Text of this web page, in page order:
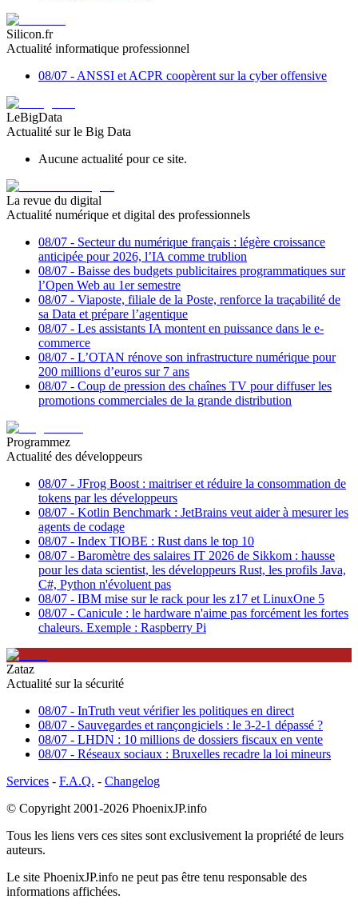
Silicon.fr
Actualité informatique professionnel
08/07 - ANSSI et ACPR coopèrent sur la cyber offensive
LeBigData
Actualité sur le Big Data
Aucune actualité pour ce site.
La revue du digital
Actualité numérique et digital des professionnels
08/07 - Secteur du numérique français : légère croissance
anticipée pour 2026, l’IA comme trublion
08/07 - Baisse des budgets publicitaires programmatiques sur
l’Open Web au 1er semestre
08/07 - Viaposte, filiale de la Poste, renforce la traçabilité de
sa Data et prépare l’agentique
08/07 - Les assistants IA montent en puissance dans le e-
commerce
08/07 - L’OTAN rénove son infrastructure numérique pour
200 millions d’euros sur 7 ans
08/07 - Coup de pression des chaînes TV pour diffuser les
promotions commerciales de la grande distribution
Programmez
Actualité des développeurs
08/07 - JFrog Boost : maitriser et réduire la consommation de
tokens par les développeurs
08/07 - Kotlin Benchmark : JetBrains veut aider à mesurer les
agents de codage
08/07 - Index TIOBE : Rust dans le top 10
08/07 - Baromètre des salaires IT 2026 de Sikkom : hausse
pour les data scientist, les développeurs Rust, les profils Java,
C#, Python n'évoluent pas
08/07 - IBM mise sur le rack pour les z17 et LinuxOne 5
08/07 - Canicule : le hardware n'aime pas forcément les fortes
chaleurs. Exemple : Raspberry Pi
Zataz
Actualité sur la sécurité
08/07 - InTruth veut vérifier les politiques en direct
08/07 - Sauvegardes et rançongiciels : le 3-2-1 dépassé ?
08/07 - LHDN : 10 millions de dossiers fiscaux en vente
08/07 - Réseaux sociaux : Bruxelles recadre la loi mineurs
Services - F.A.Q. - Changelog
© Copyright 2001-2026 PhoenixJP.info
Tous les liens vers ces sites sont exclusivement la propriété de leurs
auteurs.
Le site PhoenixJP.info ne peut pas être tenu responsable des
informations affichées.